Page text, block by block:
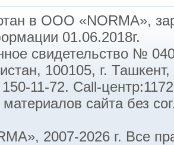
в ООО «NORMA»,
01.06.2018г.
свидетельство №
100105, г.
11-72. Call-
сайта без
2007-2026 г. Все